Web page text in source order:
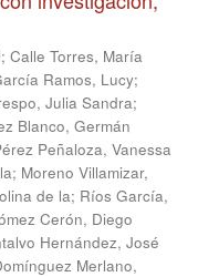
; Calle Torres, María
Ramos, Lucy;
Julia Sandra;
Blanco, Germán
Peñaloza, Vanessa
; Moreno Villamizar,
de la; Ríos García,
Cerón, Diego
Hernández, José
Merlano,